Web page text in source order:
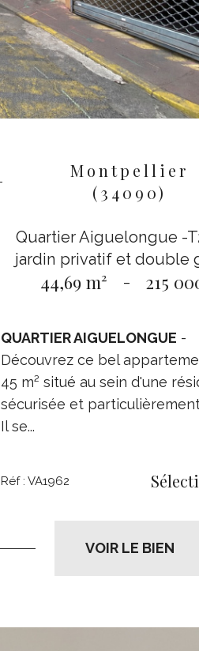
Montpellier
(34090)
Quartier Aiguelongue -
jardin privatif et double
44,69 m² - 215
QUARTIER AIGUELONGUE -
Découvrez ce bel
45 m² situé au sein d'une
sécurisée et
Il se...
Réf : VA1962
VOIR LE BIEN